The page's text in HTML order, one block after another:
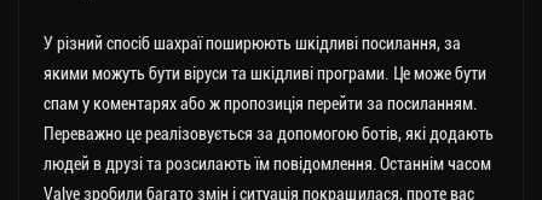
У різний спосіб шахраї поширюють шкідливі посилання, за
якими можуть бути віруси та шкідливі програми. Це може бути
спам у коментарях або ж пропозиція перейти за посиланням.
Переважно це реалізовується за допомогою ботів, які додають
людей в друзі та розсилають їм повідомлення. Останнім часом
Valve зробили багато змін і ситуація покращилася, проте вас